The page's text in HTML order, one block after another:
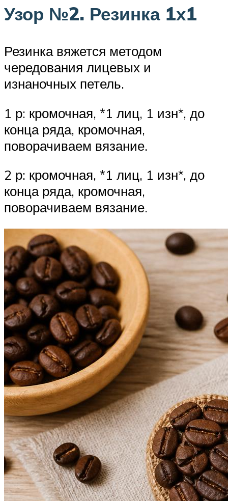
Узор №2. Резинка 1х1
Резинка вяжется методом
чередования лицевых и
изнаночных петель.
1 р: кромочная, *1 лиц, 1 изн*, до
конца ряда, кромочная,
поворачиваем вязание.
2 р: кромочная, *1 лиц, 1 изн*, до
конца ряда, кромочная,
поворачиваем вязание.